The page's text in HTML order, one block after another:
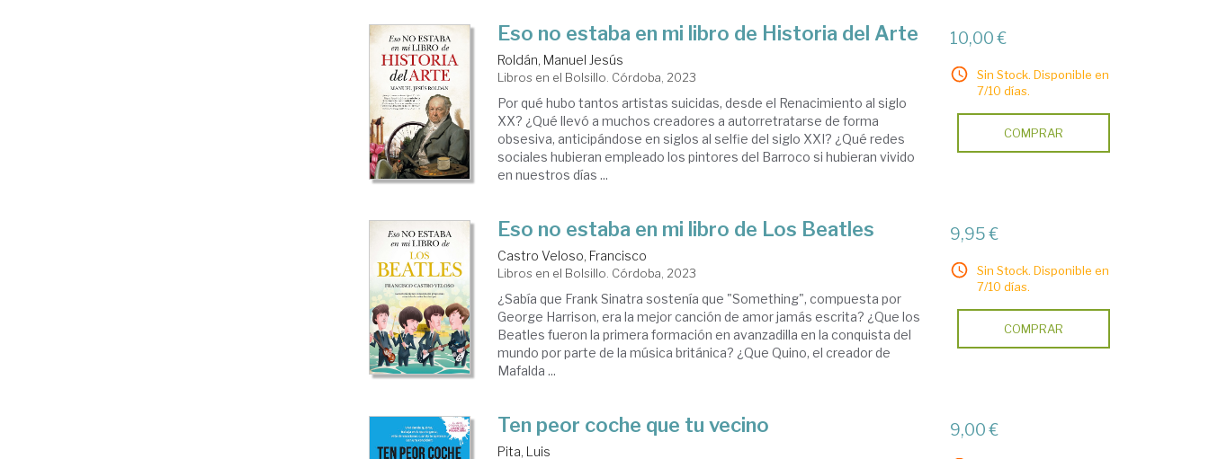
Eso no estaba en mi libro de Historia del Arte
Roldán, Manuel Jesús
Libros en el Bolsillo. Córdoba, 2023
Por qué hubo tantos artistas suicidas, desde el Renacimiento al siglo
XX? ¿Qué llevó a muchos creadores a autorretratarse de forma
obsesiva, anticipándose en siglos al selfie del siglo XXI? ¿Qué redes
sociales hubieran empleado los pintores del Barroco si hubieran vivido
en nuestros días ...
10,00 €
Sin Stock. Disponible en
7/10 días.
COMPRAR
Eso no estaba en mi libro de Los Beatles
Castro Veloso, Francisco
Libros en el Bolsillo. Córdoba, 2023
¿Sabía que Frank Sinatra sostenía que "Something", compuesta por
George Harrison, era la mejor canción de amor jamás escrita? ¿Que los
Beatles fueron la primera formación en avanzadilla en la conquista del
mundo por parte de la música británica? ¿Que Quino, el creador de
Mafalda ...
9,95 €
Sin Stock. Disponible en
7/10 días.
COMPRAR
Ten peor coche que tu vecino
Pita, Luis
9,00 €